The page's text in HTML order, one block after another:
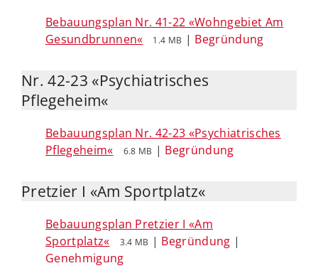
Bebauungsplan Nr. 41-22 «Wohngebiet Am
Gesundbrunnen«
1.4 MB | Begründung
Nr. 42-23 «Psychiatrisches
Pflegeheim«
Bebauungsplan Nr. 42-23 «Psychiatrisches
Pflegeheim«
6.8 MB | Begründung
Pretzier I «Am Sportplatz«
Bebauungsplan Pretzier I «Am
Sportplatz«
3.4 MB | Begründung |
Genehmigung